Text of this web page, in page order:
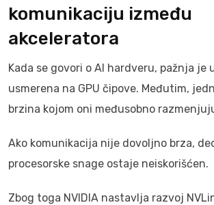
komunikaciju između
akceleratora
Kada se govori o AI hardveru, pažnja je
usmerena na GPU čipove. Međutim,
brzina kojom oni međusobno
Ako komunikacija nije dovoljno brza,
procesorske snage ostaje neiskorišćen.
Zbog toga NVIDIA nastavlja razvoj